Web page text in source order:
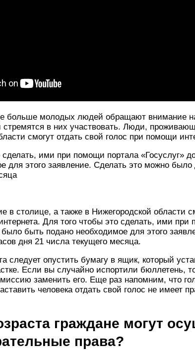
больше молодых людей обращают внимание
стремятся в них участвовать. Люди,
смогут отдать свой голос при помощи
сделать, ими при помощи портала «Госуслуг»
для этого заявление. Сделать это можно было
столице, а также в Нижегородской области
Для того чтобы это сделать, ими при
быть подано необходимое для этого
дня 21 числа текущего месяца.
следует опустить бумагу в ящик, который
Если вы случайно испортили бюллетень,
заменить его. Еще раз напомним, что
человека отдать свой голос не имеет
граждане могут
права?